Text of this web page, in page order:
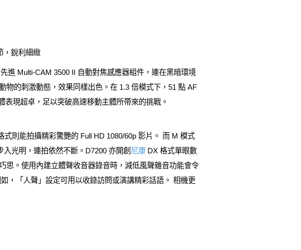
，銳利細緻
進 Multi-CAM 3500 II 自動對焦感應器組件，連在黑暗環境
的刺激動態，效果同樣出色。在 1.3 倍模式下，51 點 AF
現超卓，足以突破高速移動主體所帶來的挑戰。
則能拍攝精彩驚艷的 Full HD 1080/60p 影片。 而 M 模式
光明，連拍依然不斷。D7200 亦開創 尼康 DX 格式單眼數
思。使用內建立體聲收音器錄音時，減低風聲雜音功能會令
，「人聲」設定可用以收錄訪問或演講精彩話語。 相機更